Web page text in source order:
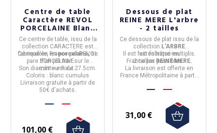
Centre de table
Caractère REVOL
PORCELAINE Blanc
cumulus 27.5cm
Ce centre de table, issu de la
collection CARACTERE est
fabriqué en FranceparREVOL
PORCELAINE.
Ce modèle, enporcelaine,se
pare d'un joli trait sur le
contour haut.
Son diamètre est de27.5cm.
Coloris : blanc cumulus
Livraison gratuite à partir de
50€ d'achats.
101,00 €
Dessous de plat
REINE MERE L'arbre
- 2 tailles
Ce dessous de plat issu de la
collection L'ARBRE
estfabriqué en
Francepar REINE MERE.
Il est fait en hêtre multiplis.
2 tailles possibles.
La livraison est offerte en
France Métropolitaine à partir
31,00 €